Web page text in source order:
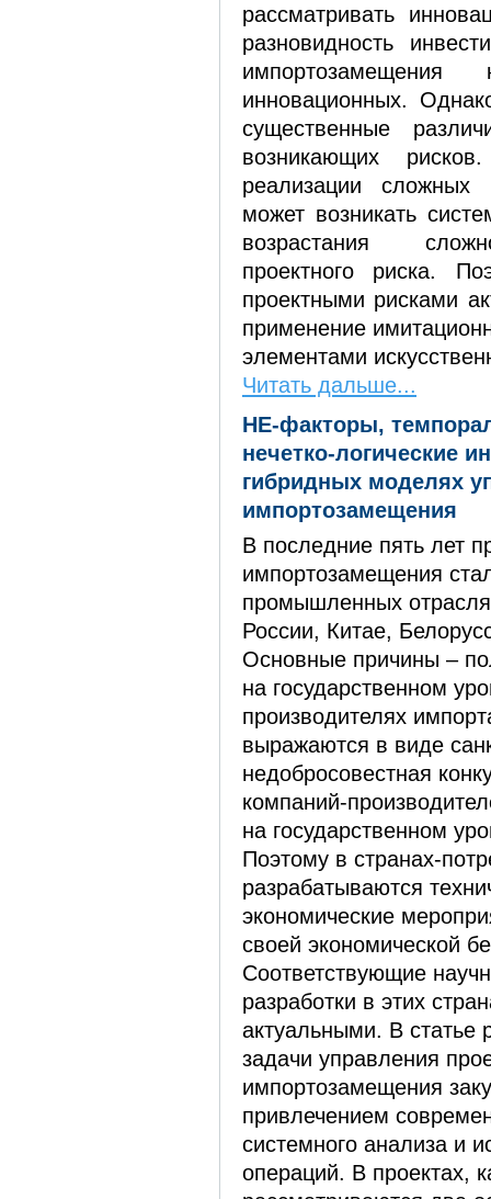
рассматривать
разновидность
импортозамещения
инновационных.
существенные
возникающих
реализации сложных
может возникать
возрастания
проектного риска.
проектными рисками
применение
элементами
Читать дальше...
НЕ-факторы,
нечетко-логические
гибридных моделях
импортозамещения
В последние пять лет
импортозамещения
промышленных
России, Китае,
Основные причины –
на государственном
производителях
выражаются в виде
недобросовестная
компаний-
на государственном
Поэтому в странах-
разрабатываются
экономические
своей экономической
Соответствующие
разработки в этих
актуальными. В статье
задачи управления
импортозамещения
привлечением
системного анализа и
операций. В проектах,